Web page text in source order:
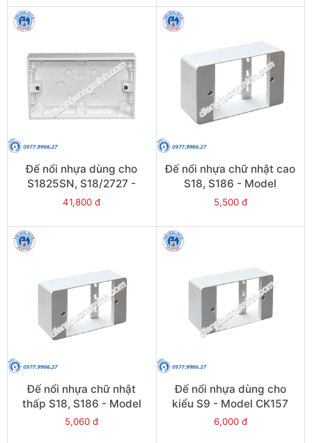
Đế nổi nhựa dùng cho
S1825SN, S18/2727 -
Model ET238
41,800 đ
Đế nổi nhựa chữ nhật cao
S18, S186 - Model
CK157RH
5,500 đ
Đế nổi nhựa chữ nhật
thấp S18, S186 - Model
CK157RL
5,060 đ
Đế nổi nhựa dùng cho
kiểu S9 - Model CK157
6,000 đ